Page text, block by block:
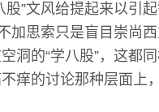
”文风给提起来以引
加思索只是盲目崇尚
洞的“学八股”，这都
痒的讨论那种层面上